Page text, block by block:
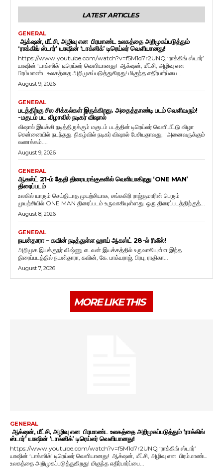
LATEST ARTICLES
GENERAL
ஆக்‌ஷன், மீட்சி, அழிவு என பிரமாண்ட உலகத்தை அறிமுகப்படுத்தும்
‘ராக்கிங் ஸ்டார்’ யாஷின் ‘டாக்ஸிக்’ டிரெய்லர் வெளியானது!
https://www.youtube.com/watch?v=f5M1d7r2UNQ ‘ராக்கிங் ஸ்டார்’
யாஷின் ‘டாக்ஸிக்’ டிரெய்லர் வெளியானது! ஆக்‌ஷன், மீட்சி, அழிவு என
பிரம்மாண்ட உலகத்தை அறிமுகப்படுத்துகிறது! மிகுந்த எதிர்பார்ப்பை...
August 9, 2026
GENERAL
படத்திற்கு சில சிக்கல்கள் இருக்கிறது. அதைத்தாண்டி படம் வெளிவரும்!
-மகுடம் பட விழாவில் நடிகர் விஷால்
விஷால் இயக்கி நடித்திருக்கும் மகுடம் படத்தின் டிரெய்லர் வெளியீட்டு விழா
சென்னையில் நடந்தது. நிகழ்வில் நடிகர் விஷால் பேசியதாவது, "அனைவருக்கும்
வணக்கம்....
August 9, 2026
GENERAL
ஆகஸ்ட் 21-ம் தேதி திரையரங்குகளில் வெளியாகிறது ‘ONE MAN’
திரைப்படம்
உலகில் யாரும் செய்திடாத முயற்சியாக, சங்ககிரி ராஜ்குமாரின் பெரும்
முயற்சியில் ONE MAN திரைப்படம் உருவாகியுள்ளது. ஒரு திரைப்படத்திற்குத்...
August 8, 2026
GENERAL
நயன்தாரா – கவின் நடித்துள்ள ஹாய் ஆகஸ்ட் 28-ல் ரிலீஸ்!
அறிமுக இயக்குநர் விஷ்ணு எடவன் இயக்கத்தில் உருவாகியுள்ள இந்த
திரைப்படத்தில் நயன்தாரா, கவின், கே. பாக்யராஜ், பிரபு, ராதிகா...
August 7, 2026
MORE LIKE THIS
GENERAL
ஆக்‌ஷன், மீட்சி, அழிவு என பிரமாண்ட உலகத்தை அறிமுகப்படுத்தும் ‘ராக்கிங்
ஸ்டார்’ யாஷின் ‘டாக்ஸிக்’ டிரெய்லர் வெளியானது!
https://www.youtube.com/watch?v=f5M1d7r2UNQ ‘ராக்கிங் ஸ்டார்’
யாஷின் ‘டாக்ஸிக்’ டிரெய்லர் வெளியானது! ஆக்‌ஷன், மீட்சி, அழிவு என பிரம்மாண்ட
உலகத்தை அறிமுகப்படுத்துகிறது! மிகுந்த எதிர்பார்ப்பை...